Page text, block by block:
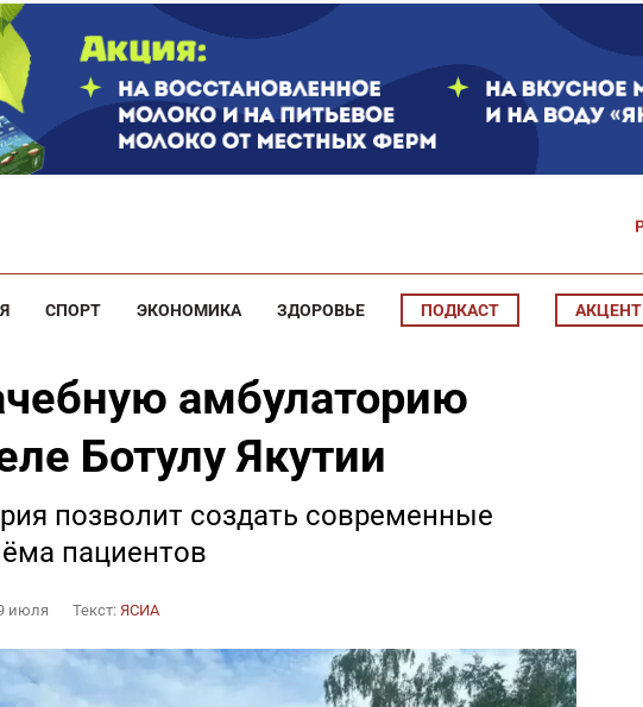
СПОРТ ЭКОНОМИКА ЗДОРОВЬЕ ПОДКАСТ АКЦЕНТ
амбулаторию
Ботулу Якутии
позволит создать современные
пациентов
июля Текст: ЯСИА